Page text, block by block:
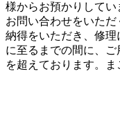
様からお預かりしてい
お問い合わせをいた
納得をいただき、修理
に至るまでの間に、
を超えております。ま